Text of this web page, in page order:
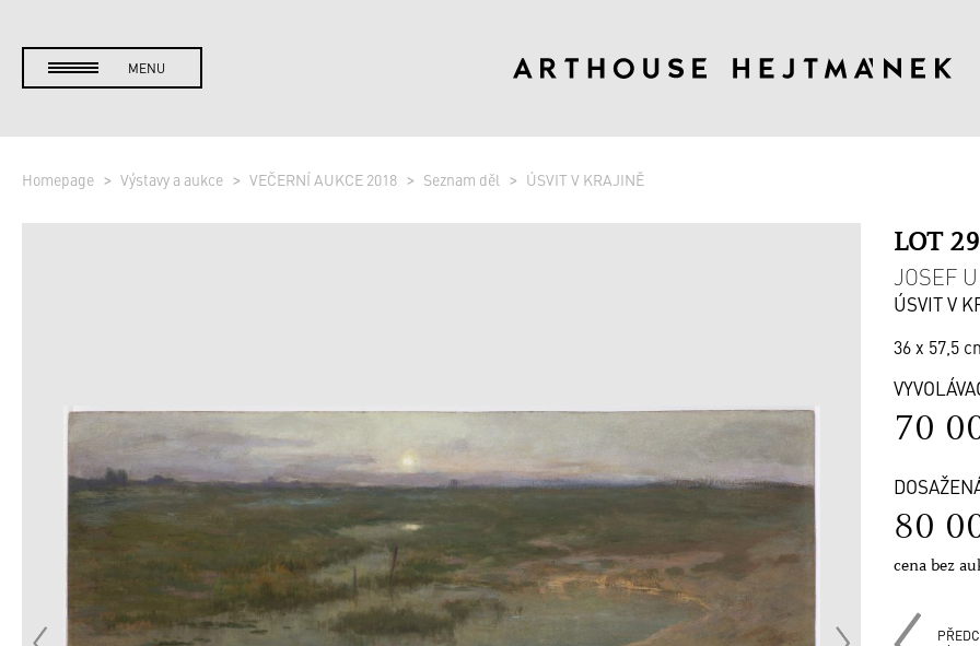
MENU
Homepage Výstavy a aukce VEČERNÍ AUKCE 2018 Seznam děl ÚSVIT V KRAJINĚ
LOT 29
JOSEF
ÚSVIT V
36 x 57,5
70
80
cena bez